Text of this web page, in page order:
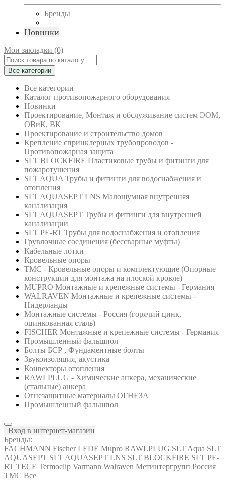
Бренды
Новинки
Мои закладки (0)
Все категории
Все категории
Каталог противопожарного оборудования
Новинки
Проектирование, Монтаж и обслуживание систем ЭОМ,
ОВиК, ВК
Проектирование и строительство домов
Крепление спринклерных трубопроводов -
Противопожарная защита
SLT BLOCKFIRE Пластиковые трубы и фитинги для
пожаротушения
SLT AQUA Трубы и фитинги для водоснабжения и
отопления
SLT AQUASEPT LNS Малошумная внутренняя
канализация
SLT AQUASEPT Трубы и фитинги для внутренней
канализации
SLT PE-RT Трубы для водоснабжения и отопления
Грувлочные соединения (бессварные муфты)
Кабельные лотки
Кровельные опоры
ТМС - Кровельные опоры и комплектующие (Опорные
конструкции для монтажа на плоской кровле)
MUPRO Монтажные и крепежные системы - Германия
WALRAVEN Монтажные и крепежные системы -
Нидерланды
Монтажные системы - Россия (горячий цинк,
оцинкованная сталь)
FISCHER Монтажные и крепежные системы - Германия
Промышленный фальшпол
Болты БСР , Фундаментные болты
Звукоизоляция, акустика
Конвекторы отопления
RAWLPLUG - Химические анкера, механические
(стальные) анкера
Огнезащитные материалы ОГНЕЗА
Промышленный фальшпол
Вход в интернет-магазин
Бренды:
FACHMANN Fischer LEDE Mupro RAWLPLUG SLT Aqua SLT
AQUASEPT SLT AQUASEPT LNS SLT BLOCKFIRE SLT PE-
RT TECE Termoclip Varmann Walraven Метинтергрупп Россия
ТМС Все